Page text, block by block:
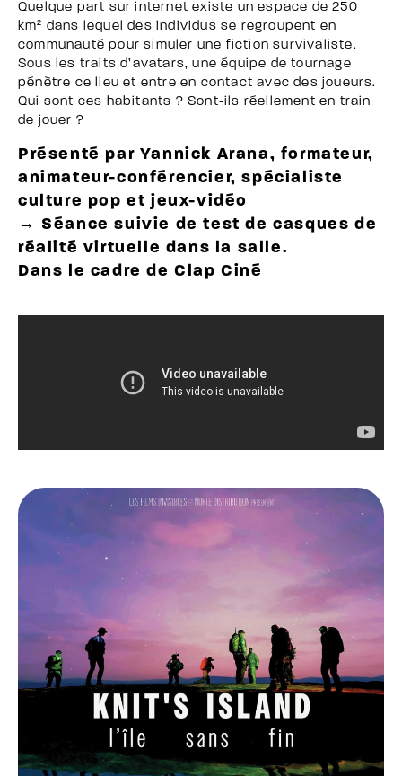
Quelque part sur internet existe un espace de 250
km² dans lequel des individus se regroupent en
communauté pour simuler une fiction survivaliste.
Sous les traits d’avatars, une équipe de tournage
pénètre ce lieu et entre en contact avec des joueurs.
Qui sont ces habitants ? Sont-ils réellement en train
de jouer ?
Présenté par Yannick Arana, formateur,
animateur-conférencier, spécialiste
culture pop et jeux-vidéo
→ Séance suivie de test de casques de
réalité virtuelle dans la salle.
Dans le cadre deClap Ciné